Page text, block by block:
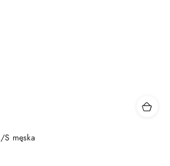
S męska